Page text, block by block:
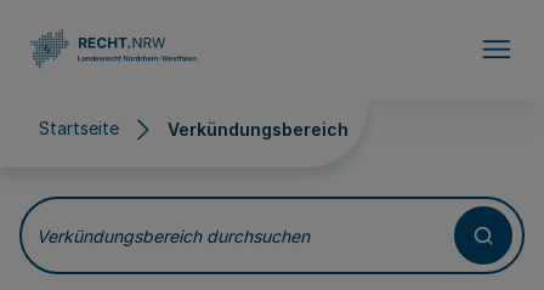
Startseite Verkündungsbereich
Verkündungsbereich
Verkündungsbereich durchsuchen